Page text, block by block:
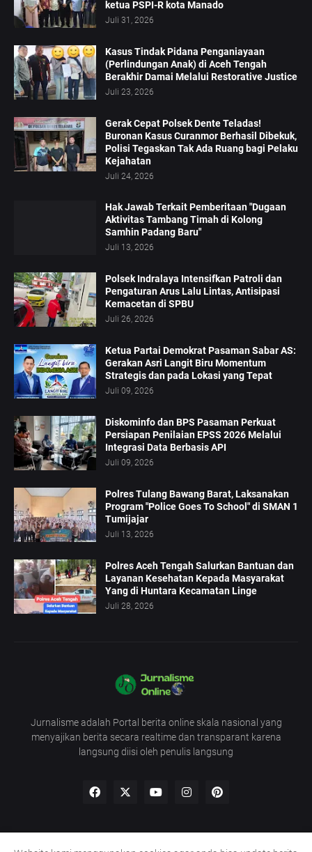
ketua PSPI-R kota Manado
Juli 31, 2026
Kasus Tindak Pidana Penganiayaan
(Perlindungan Anak) di Aceh Tengah
Berakhir Damai Melalui Restorative Justice
Juli 23, 2026
Gerak Cepat Polsek Dente Teladas!
Buronan Kasus Curanmor Berhasil Dibekuk,
Polisi Tegaskan Tak Ada Ruang bagi Pelaku
Kejahatan
Juli 24, 2026
Hak Jawab Terkait Pemberitaan "Dugaan
Aktivitas Tambang Timah di Kolong
Samhin Padang Baru"
Juli 13, 2026
Polsek Indralaya Intensifkan Patroli dan
Pengaturan Arus Lalu Lintas, Antisipasi
Kemacetan di SPBU
Juli 26, 2026
Ketua Partai Demokrat Pasaman Sabar AS:
Gerakan Asri Langit Biru Momentum
Strategis dan pada Lokasi yang Tepat
Juli 09, 2026
Diskominfo dan BPS Pasaman Perkuat
Persiapan Penilaian EPSS 2026 Melalui
Integrasi Data Berbasis API
Juli 09, 2026
Polres Tulang Bawang Barat, Laksanakan
Program "Police Goes To School" di SMAN 1
Tumijajar
Juli 13, 2026
Polres Aceh Tengah Salurkan Bantuan dan
Layanan Kesehatan Kepada Masyarakat
Yang di Huntara Kecamatan Linge
Juli 28, 2026
Jurnalisme adalah Portal berita online skala nasional yang
menyajikan berita secara realtime dan transparant karena
langsung diisi oleh penulis langsung